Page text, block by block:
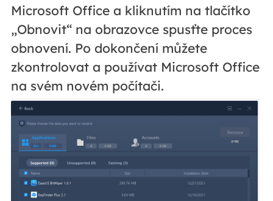
Microsoft Office a kliknutím na tlačítko
„Obnovit“ na obrazovce spusťte proces
obnovení. Po dokončení můžete
zkontrolovat a používat Microsoft Office
na svém novém počítači.